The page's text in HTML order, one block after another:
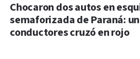
Chocaron dos autos en
semaforizada de Paraná:
conductores cruzó en rojo